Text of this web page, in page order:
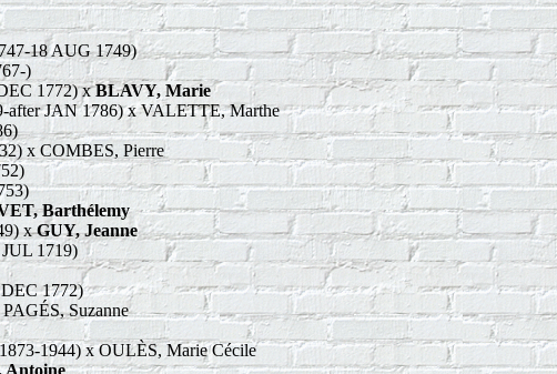
18 AUG 1749)
)
1772) xBLAVY, Marie
after JAN 1786) x VALETTE, Marthe
x COMBES, Pierre
Barthélemy
xGUY, Jeanne
1719)
1772)
Suzanne
1944) x OULÈS, Marie Cécile
Antoine